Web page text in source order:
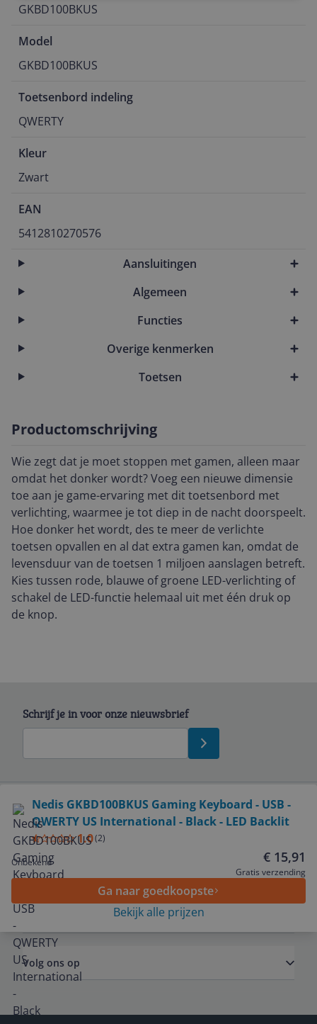
GKBD100BKUS
Model
GKBD100BKUS
Toetsenbord indeling
QWERTY
Kleur
Zwart
EAN
5412810270576
Aansluitingen
Algemeen
Functies
Overige kenmerken
Toetsen
Productomschrijving
Wie zegt dat je moet stoppen met gamen, alleen maar
omdat het donker wordt? Voeg een nieuwe dimensie
toe aan je game-ervaring met dit toetsenbord met
verlichting, waarmee je tot diep in de nacht doorspeelt.
Hoe donker het wordt, des te meer de verlichte
toetsen opvallen en al dat extra gamen kan, omdat de
levensduur van de toetsen 1 miljoen aanslagen betreft.
Kies tussen rode, blauwe of groene LED-verlichting of
schakel de LED-functie helemaal uit met één druk op
de knop.
Nedis GKBD100BKUS Gaming Keyboard - USB -
QWERTY US International - Black - LED Backlit
1.0(2)
Onbekend
€ 15,91
Gratis verzending
Ga naar goedkoopste
Bekijk alle prijzen
Schrijf je in voor onze nieuwsbrief
Service
Algemeen
Zakelijk
Volg ons op